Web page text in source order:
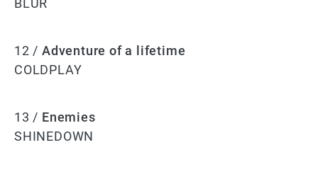
BLUR
12 / Adventure of a lifetime
COLDPLAY
13 / Enemies
SHINEDOWN